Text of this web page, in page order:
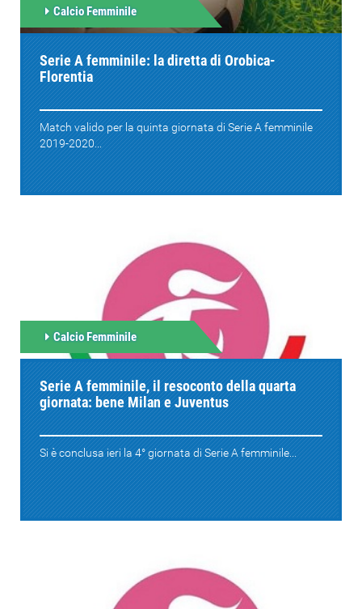
Calcio Femminile
Serie A femminile: la diretta di Orobica-
Florentia
Match valido per la quinta giornata di Serie A femminile
2019-2020...
Calcio Femminile
Serie A femminile, il resoconto della quarta
giornata: bene Milan e Juventus
Si è conclusa ieri la 4° giornata di Serie A femminile...